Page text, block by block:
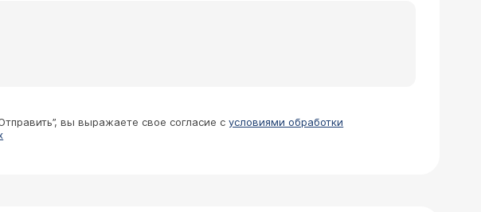
за ответ.
вы выражаете свое согласие сусловиями обработки